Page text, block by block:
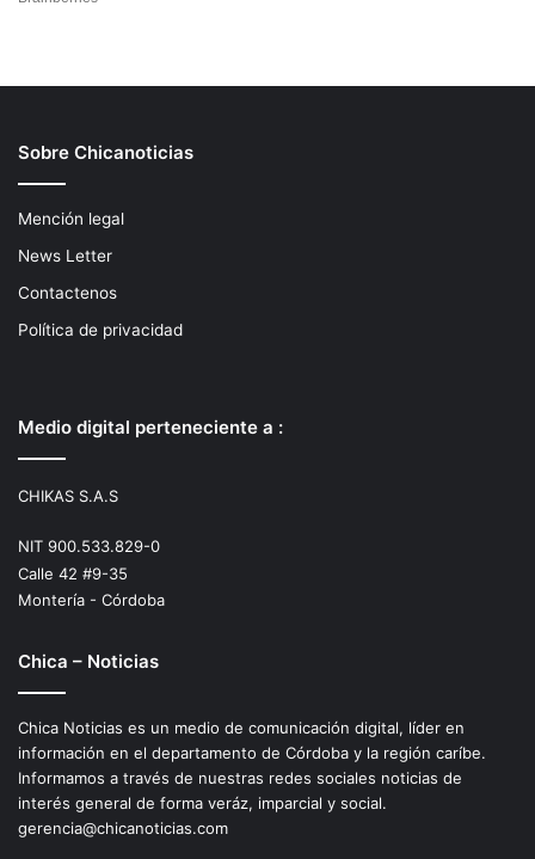
Sobre Chicanoticias
Mención legal
News Letter
Contactenos
Política de privacidad
Medio digital perteneciente a :
CHIKAS S.A.S
NIT 900.533.829-0
Calle 42 #9-35
Montería - Córdoba
Chica – Noticias
Chica Noticias es un medio de comunicación digital, líder en
información en el departamento de Córdoba y la región caríbe.
Informamos a través de nuestras redes sociales noticias de
interés general de forma veráz, imparcial y social.
gerencia@chicanoticias.com